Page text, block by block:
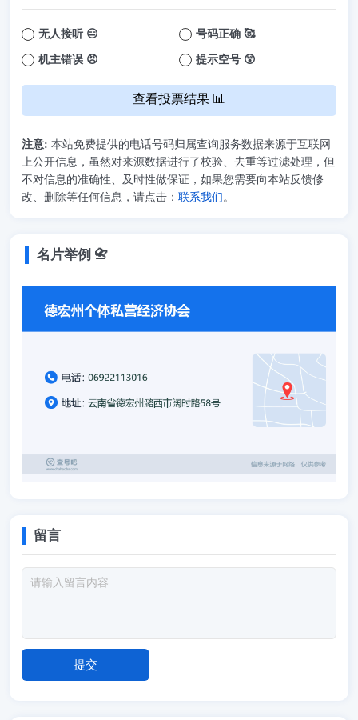
无人接听 😑 号码正确 🥰
机主错误 😠 提示空号 😲
查看投票结果 📊
注意: 本站免费提供的电话号码归属查询服务数据来源于互联网
上公开信息，虽然对来源数据进行了校验、去重等过滤处理，但
不对信息的准确性、及时性做保证，如果您需要向本站反馈修
改、删除等任何信息，请点击： 联系我们 。
名片举例 📇
留言